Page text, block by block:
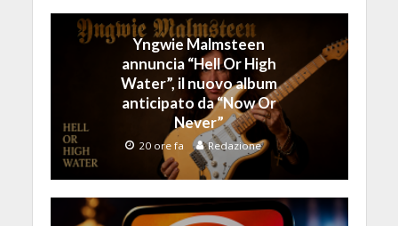
Yngwie Malmsteen
annuncia “Hell Or High
Water”, il nuovo album
anticipato da “Now Or
Never”
20 ore fa Redazione